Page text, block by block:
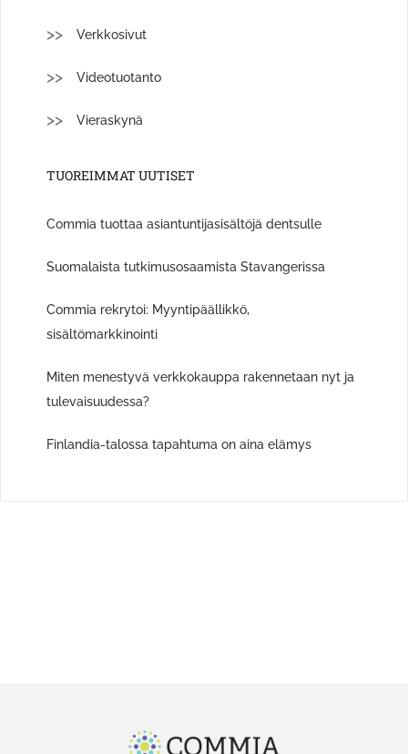
Verkkosivut
Videotuotanto
Vieraskynä
TUOREIMMAT UUTISET
Commia tuottaa asiantuntijasisältöjä dentsulle
Suomalaista tutkimusosaamista Stavangerissa
Commia rekrytoi: Myyntipäällikkö,
sisältömarkkinointi
Miten menestyvä verkkokauppa rakennetaan nyt ja
tulevaisuudessa?
Finlandia-talossa tapahtuma on aina elämys